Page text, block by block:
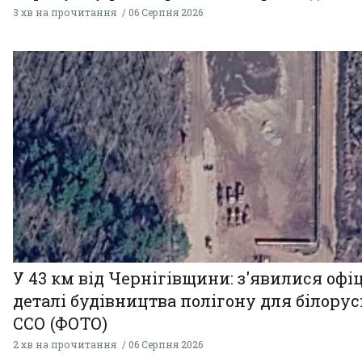
3 хв на прочитання 06 Серпня 2026
У 43 км від Чернігівщини: з'явилися
деталі будівництва полігону для
ССО (ФОТО)
2 хв на прочитання 06 Серпня 2026